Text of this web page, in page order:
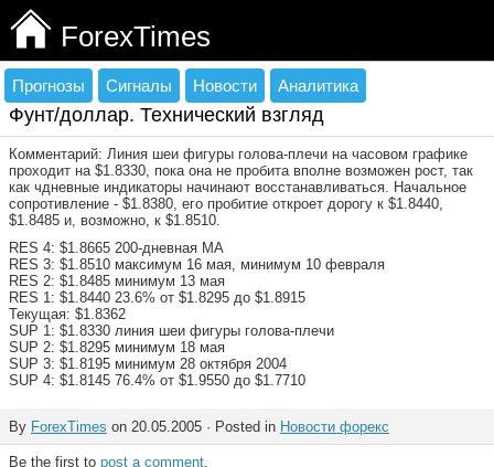
ForexTimes
Прогнозы Сигналы Новости Аналитика
Фунт/доллар. Технический взгляд
Комментарий: Линия шеи фигуры голова-плечи на часовом графике
проходит на $1.8330, пока она не пробита вполне возможен рост, так
как чдневные индикаторы начинают восстанавливаться. Начальное
сопротивление - $1.8380, его пробитие откроет дорогу к $1.8440,
$1.8485 и, возможно, к $1.8510.
RES 4: $1.8665 200-дневная МА
RES 3: $1.8510 максимум 16 мая, минимум 10 февраля
RES 2: $1.8485 минимум 13 мая
RES 1: $1.8440 23.6% от $1.8295 до $1.8915
Текущая: $1.8362
SUP 1: $1.8330 линия шеи фигуры голова-плечи
SUP 2: $1.8295 минимум 18 мая
SUP 3: $1.8195 минимум 28 октября 2004
SUP 4: $1.8145 76.4% от $1.9550 до $1.7710
By ForexTimes on 20.05.2005 · Posted in Новости форекс
Be the first to post a comment.